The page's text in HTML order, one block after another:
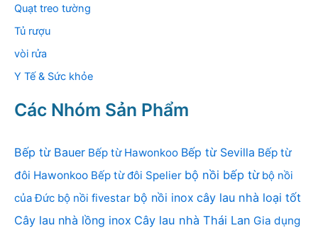
Quạt treo tường
Tủ rượu
vòi rửa
Y Tế & Sức khỏe
Các Nhóm Sản Phẩm
Bếp từ Bauer Bếp từ Hawonkoo Bếp từ Sevilla Bếp từ
đôi Hawonkoo Bếp từ đôi Spelier bộ nồi bếp từ bộ nồi
của Đức bộ nồi fivestar bộ nồi inox cây lau nhà loại tốt
Cây lau nhà lồng inox Cây lau nhà Thái Lan Gia dụng